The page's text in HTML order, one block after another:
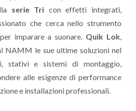
serie Tri con effetti integrati,
che cerca nello strumento
imparare a suonare. Quik Lok
NAMM le sue ultime soluzioni nel
stativi e sistemi di montaggio,
alle esigenze di performance
e installazioni professionali.